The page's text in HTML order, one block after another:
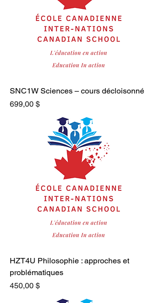
SNC1W Sciences – cours décloisonné
Prix
699,00 $
HZT4U Philosophie : approches et
problématiques
Prix
450,00 $